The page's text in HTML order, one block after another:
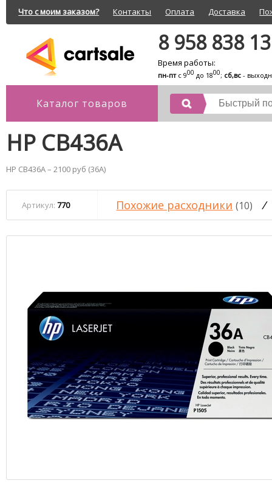
Что с моим заказом? Контакты Оплата Доставка
8 958 838
Время работы:
пн-птс 900 до 1800; сб,вс -
Каталог товаров
HP CB436A
HP CB436A – 2100 руб (36A)
Артикул: 770 Похожие расходники (10) /